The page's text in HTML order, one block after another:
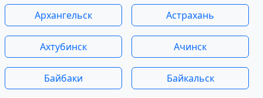
Архангельск Астрахань
Ахтубинск Ачинск
Байбаки Байкальск